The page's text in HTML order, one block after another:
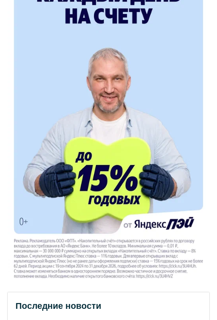
Последние новости